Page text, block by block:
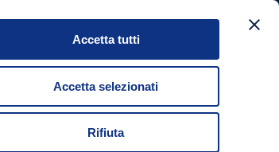
Accetta tutti
Accetta selezionati
Rifiuta
GET IN TOUCH
IT